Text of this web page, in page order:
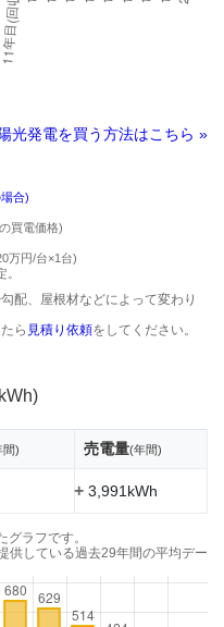
光発電を買う方法はこちら »
合)
買電価格)
万円/台×1台)
。
配、屋根材などによって変わり
ら 見積り依頼をしてください。
間) 売電量(年間)
+3,991kWh
ラフです。
供している過去29年間の平均デー